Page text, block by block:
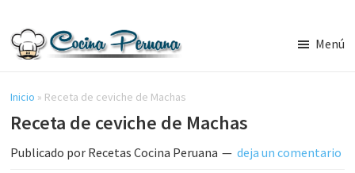
contenido
lateral
principal
Cocina
Peruana,
Recetas
de
Comida
Menú
Inicio » Receta de ceviche de Machas
Receta de ceviche de Machas
Publicado por Recetas Cocina Peruana deja un comentario